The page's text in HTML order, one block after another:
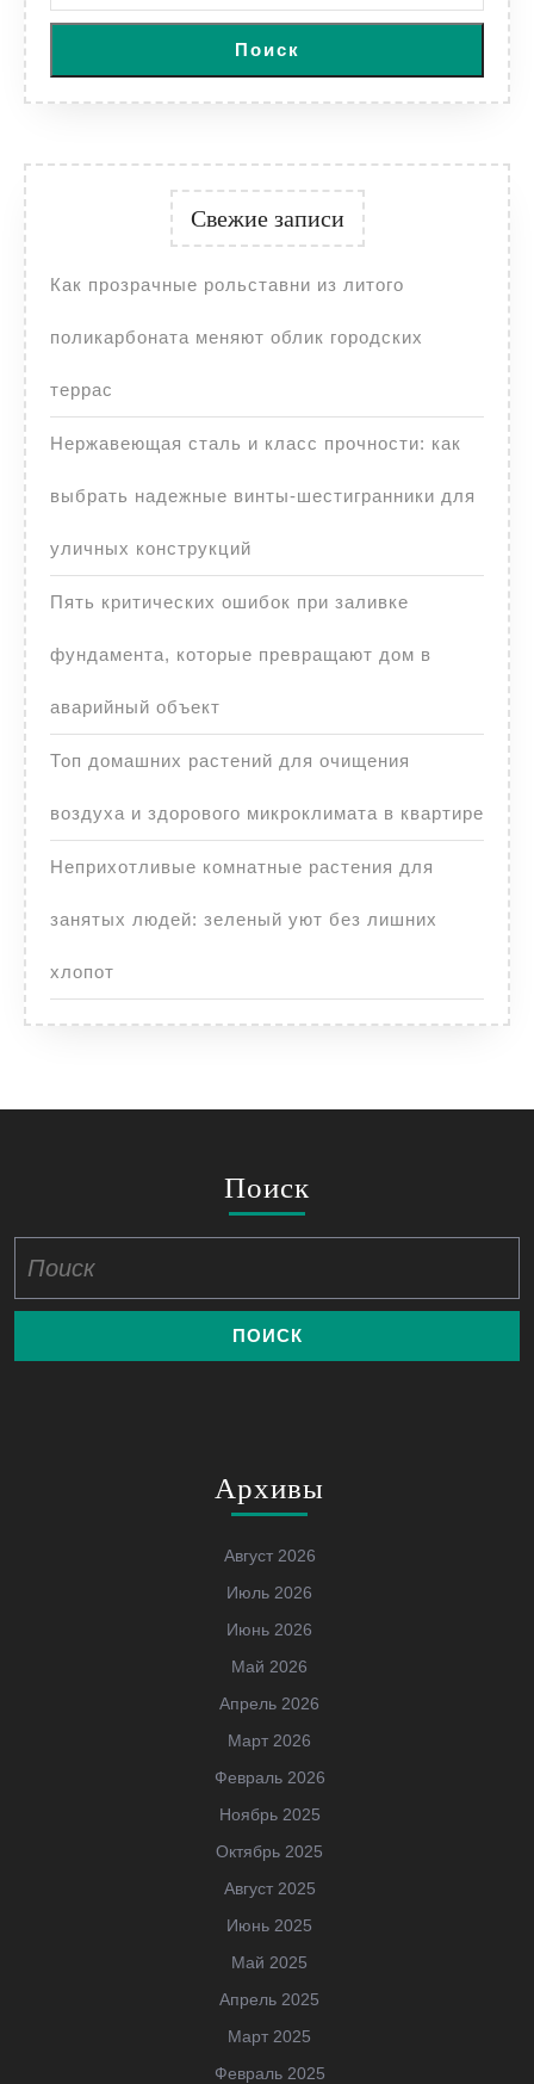
Поиск
Свежие записи
Как прозрачные рольставни из литого
поликарбоната меняют облик городских
террас
Нержавеющая сталь и класс прочности: как
выбрать надежные винты-шестигранники для
уличных конструкций
Пять критических ошибок при заливке
фундамента, которые превращают дом в
аварийный объект
Топ домашних растений для очищения
воздуха и здорового микроклимата в квартире
Неприхотливые комнатные растения для
занятых людей: зеленый уют без лишних
хлопот
Поиск
Архивы
Август 2026
Июль 2026
Июнь 2026
Май 2026
Апрель 2026
Март 2026
Февраль 2026
Ноябрь 2025
Октябрь 2025
Август 2025
Июнь 2025
Май 2025
Апрель 2025
Март 2025
Февраль 2025